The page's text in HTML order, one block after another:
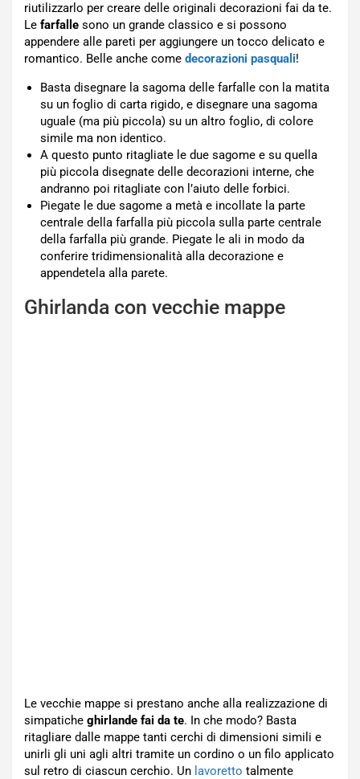
riutilizzarlo per creare delle originali decorazioni fai da te.
Le farfalle sono un grande classico e si possono
appendere alle pareti per aggiungere un tocco delicato e
romantico. Belle anche come decorazioni pasquali!
Basta disegnare la sagoma delle farfalle con la matita
su un foglio di carta rigido, e disegnare una sagoma
uguale (ma più piccola) su un altro foglio, di colore
simile ma non identico.
A questo punto ritagliate le due sagome e su quella
più piccola disegnate delle decorazioni interne, che
andranno poi ritagliate con l’aiuto delle forbici.
Piegate le due sagome a metà e incollate la parte
centrale della farfalla più piccola sulla parte centrale
della farfalla più grande. Piegate le ali in modo da
conferire tridimensionalità alla decorazione e
appendetela alla parete.
Ghirlanda con vecchie mappe
Le vecchie mappe si prestano anche alla realizzazione di
simpatiche ghirlande fai da te. In che modo? Basta
ritagliare dalle mappe tanti cerchi di dimensioni simili e
unirli gli uni agli altri tramite un cordino o un filo applicato
sul retro di ciascun cerchio. Un lavoretto talmente